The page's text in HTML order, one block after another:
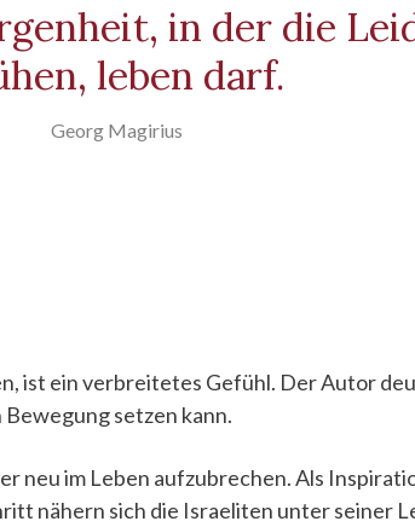
in der die
leben darf.
Georg Magirius
ist ein verbreitetes Gefühl. Der Autor
setzen kann.
neu im Leben aufzubrechen. Als
nähern sich die Israeliten unter seiner